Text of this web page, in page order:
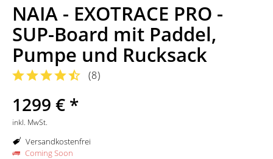
NAIA - EXOTRACE PRO -
SUP-Board mit Paddel,
Pumpe und Rucksack
(8)
1299 € *
inkl. MwSt.
Versandkostenfrei
Coming Soon